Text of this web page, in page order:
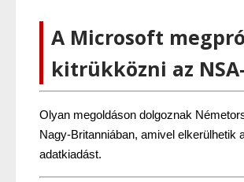
A Microsoft
kitrükközni az
Olyan megoldáson dolgoznak
Nagy-Britanniában, amivel elkerülhetik
adatkiadást.